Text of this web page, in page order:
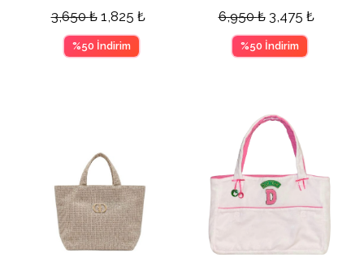
3,650₺ 1,825 ₺
%50 İndirim
6,950₺ 3,475 ₺
%50 İndirim